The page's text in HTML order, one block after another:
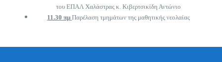
του ΕΠΑΛ Χαλάστρας κ. Κιβερτσικίδη Αντώνιο
11.30 πμ Παρέλαση τμημάτων της μαθητικής νεολαίας